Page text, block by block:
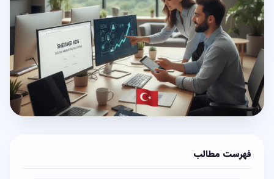
فهرست مطالب